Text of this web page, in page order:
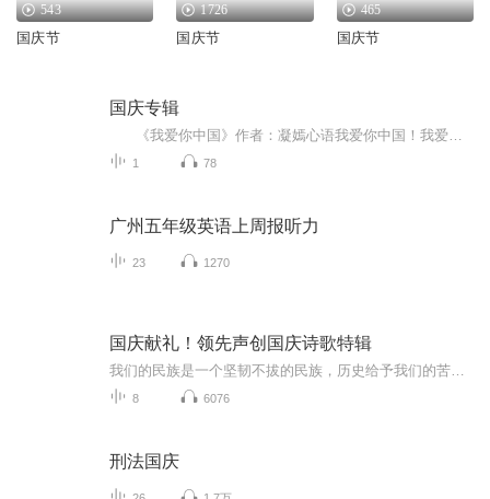
543
国庆节
1726
国庆节
465
国庆节
国庆专辑
1 78
广州五年级英语上周报听力
23 1270
国庆献礼！领先声创国庆诗歌特辑
8 6076
刑法国庆